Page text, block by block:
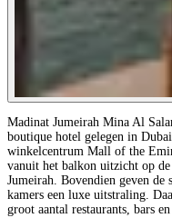
Madinat Jumeirah Mina Al
boutique hotel gelegen in
winkelcentrum Mall of the
vanuit het balkon uitzicht op
Jumeirah. Bovendien geven de
kamers een luxe uitstraling.
groot aantal restaurants, bars